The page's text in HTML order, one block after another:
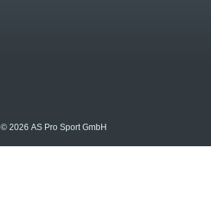
© 2026 AS Pro Sport GmbH